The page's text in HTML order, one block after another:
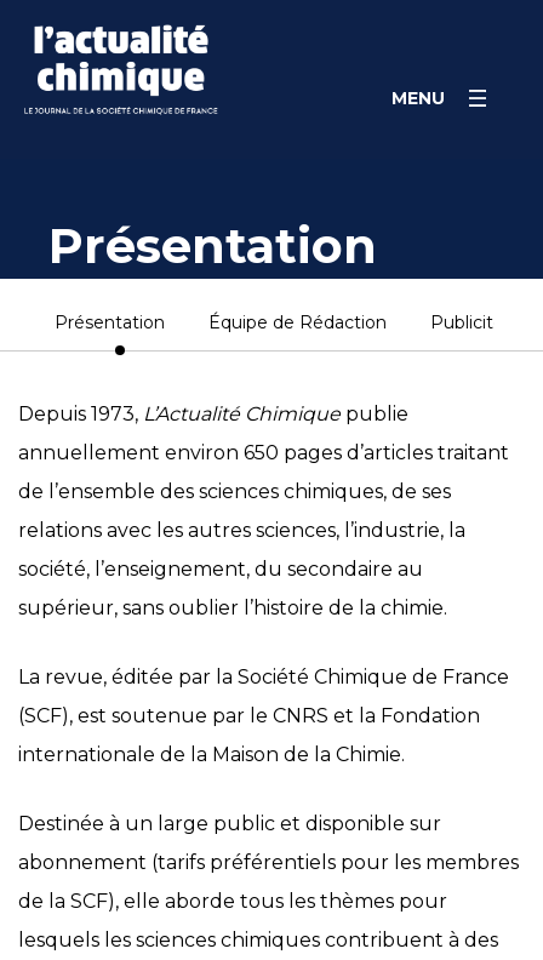
content
MENU
Présentation
Présentation Équipe de Rédaction Publicité
Depuis 1973, L’Actualité Chimiquepublie
annuellement environ 650 pages d’articles traitant
de l’ensemble des sciences chimiques, de ses
relations avec les autres sciences, l’industrie, la
société, l’enseignement, du secondaire au
supérieur, sans oublier l’histoire de la chimie.
La revue, éditée par la Société Chimique de France
(SCF), est soutenue par le CNRS et la Fondation
internationale de la Maison de la Chimie.
Destinée à un large public et disponible sur
abonnement (tarifs préférentiels pour les membres
de la SCF), elle aborde tous les thèmes pour
lesquels les sciences chimiques contribuent à des